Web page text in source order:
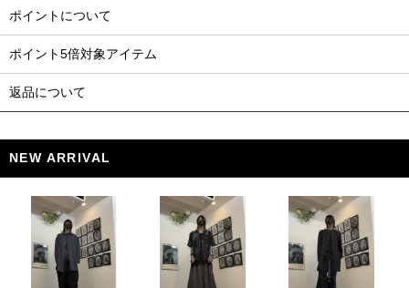
ポイントについて
ポイント5倍対象アイテム
返品について
NEW ARRIVAL